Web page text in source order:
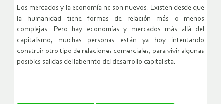
Los mercados y la economía no son nuevos. Existen desde que
la humanidad tiene formas de relación más o menos
complejas. Pero hay economías y mercados más allá del
capitalismo, muchas personas están ya hoy intentando
construir otro tipo de relaciones comerciales, para vivir algunas
posibles salidas del laberinto del desarrollo capitalista.